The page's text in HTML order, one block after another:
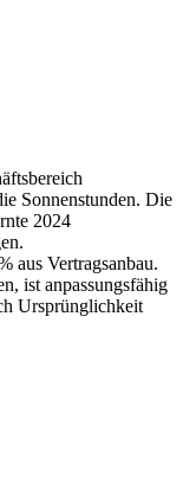
Sonnenstunden. Die
2024
aus Vertragsanbau.
ist anpassungsfähig
Ursprünglichkeit